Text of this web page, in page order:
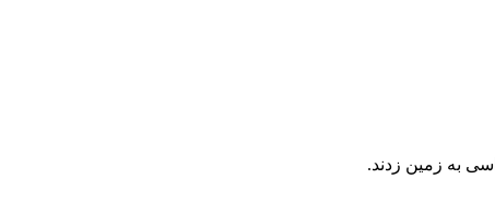
به زمین زدند.